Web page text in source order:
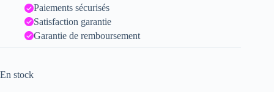
Paiements sécurisés
Satisfaction garantie
Garantie de remboursement
En stock